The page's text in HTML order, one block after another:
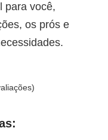
para você,
os prós e